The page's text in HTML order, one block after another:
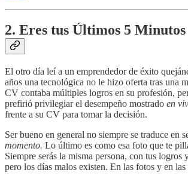
2. Eres tus Últimos 5 Minutos
El otro día leí a un emprendedor de éxito
años una tecnológica no le hizo oferta tras una
CV contaba múltiples logros en su profesión,
prefirió privilegiar el desempeño mostrado en
frente a su CV para tomar la decisión.
Ser bueno en general no siempre se traduce en
momento. Lo último es como esa foto que te
Siempre serás la misma persona, con tus logros
pero los días malos existen. En las fotos y en las